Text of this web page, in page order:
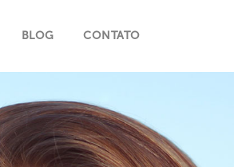
BLOG CONTATO